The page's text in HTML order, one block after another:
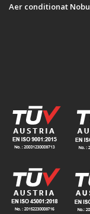
Aer conditionat Nobu